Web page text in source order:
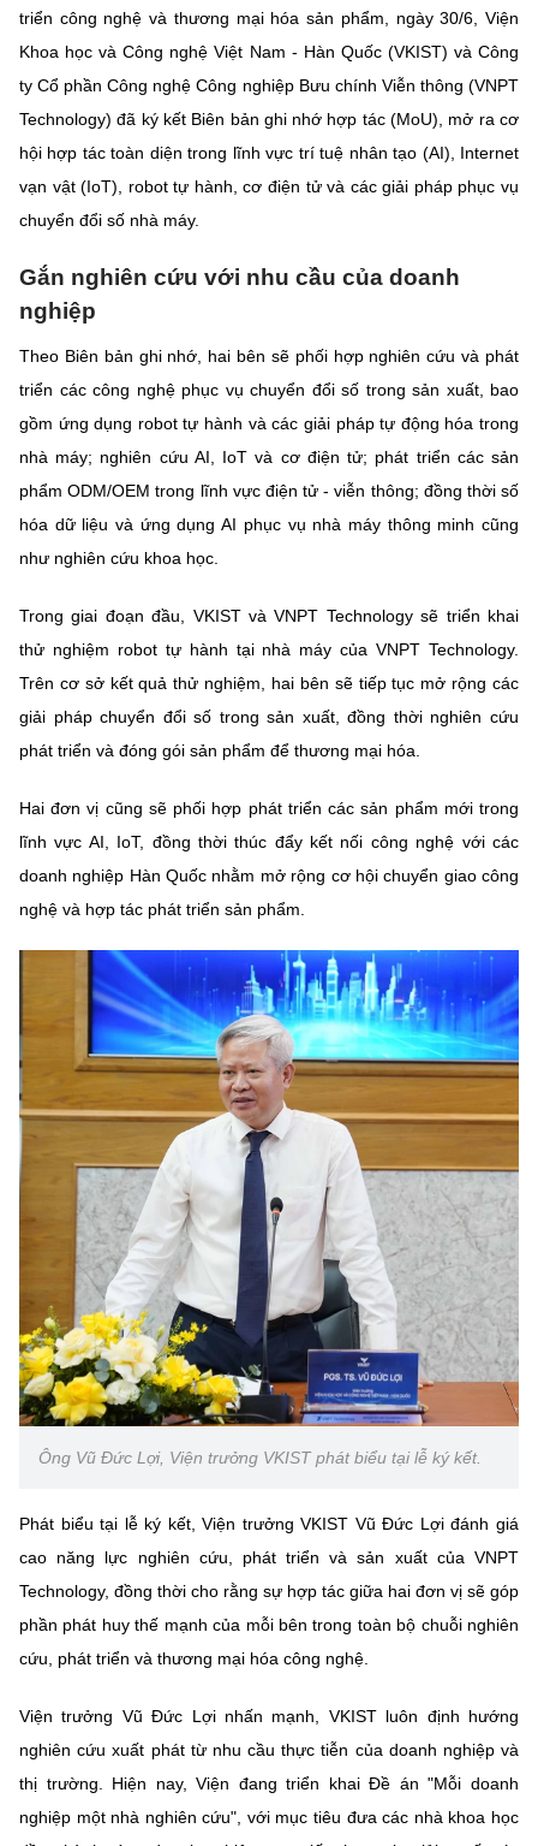
Chọn ngôn ngữ
Vietnamese English
BỘ KHOA HỌC VÀ CÔNG NGHỆ
Cơ quan chủ quản: Bộ Khoa học và Công nghệ (MST)
Chịu trách nhiệm nội dung: Nguyễn Thị Hải Hằng
Giám đốc Trung tâm Truyền thông Khoa học và Công nghệ.
Địa chỉ: Ban Biên tập Cổng TTĐT - 18 Nguyễn Du, TP. Hà Nội
Điện thoại: 024 3936 9506
Email:stc@mst.gov.vn
©2026 Bản quyền thuộc Bộ Khoa Học và Công Nghệ
website này)
triển công nghệ và thương mại hóa sản phẩm, ngày 30/6, Viện
Khoa học và Công nghệ Việt Nam - Hàn Quốc (VKIST) và Công
ty Cổ phần Công nghệ Công nghiệp Bưu chính Viễn thông (VNPT
Technology) đã ký kết Biên bản ghi nhớ hợp tác (MoU), mở ra cơ
hội hợp tác toàn diện trong lĩnh vực trí tuệ nhân tạo (AI), Internet
vạn vật (IoT), robot tự hành, cơ điện tử và các giải pháp phục vụ
chuyển đổi số nhà máy.
Gắn nghiên cứu với nhu cầu của doanh
nghiệp
Theo Biên bản ghi nhớ, hai bên sẽ phối hợp nghiên cứu và phát
triển các công nghệ phục vụ chuyển đổi số trong sản xuất, bao
gồm ứng dụng robot tự hành và các giải pháp tự động hóa trong
nhà máy; nghiên cứu AI, IoT và cơ điện tử; phát triển các sản
phẩm ODM/OEM trong lĩnh vực điện tử - viễn thông; đồng thời số
hóa dữ liệu và ứng dụng AI phục vụ nhà máy thông minh cũng
như nghiên cứu khoa học.
Trong giai đoạn đầu, VKIST và VNPT Technology sẽ triển khai
thử nghiệm robot tự hành tại nhà máy của VNPT Technology.
Trên cơ sở kết quả thử nghiệm, hai bên sẽ tiếp tục mở rộng các
giải pháp chuyển đổi số trong sản xuất, đồng thời nghiên cứu
phát triển và đóng gói sản phẩm để thương mại hóa.
Hai đơn vị cũng sẽ phối hợp phát triển các sản phẩm mới trong
lĩnh vực AI, IoT, đồng thời thúc đẩy kết nối công nghệ với các
doanh nghiệp Hàn Quốc nhằm mở rộng cơ hội chuyển giao công
nghệ và hợp tác phát triển sản phẩm.
Ông Vũ Đức Lợi, Viện trưởng VKIST phát biểu tại lễ ký kết.
Phát biểu tại lễ ký kết, Viện trưởng VKIST Vũ Đức Lợi đánh giá
cao năng lực nghiên cứu, phát triển và sản xuất của VNPT
Technology, đồng thời cho rằng sự hợp tác giữa hai đơn vị sẽ góp
phần phát huy thế mạnh của mỗi bên trong toàn bộ chuỗi nghiên
cứu, phát triển và thương mại hóa công nghệ.
Viện trưởng Vũ Đức Lợi nhấn mạnh, VKIST luôn định hướng
nghiên cứu xuất phát từ nhu cầu thực tiễn của doanh nghiệp và
thị trường. Hiện nay, Viện đang triển khai Đề án "Mỗi doanh
nghiệp một nhà nghiên cứu", với mục tiêu đưa các nhà khoa học